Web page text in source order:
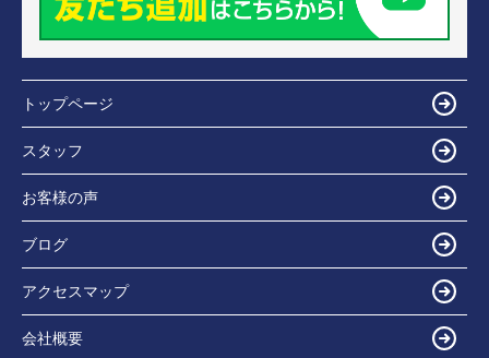
トップページ
スタッフ
お客様の声
ブログ
アクセスマップ
会社概要